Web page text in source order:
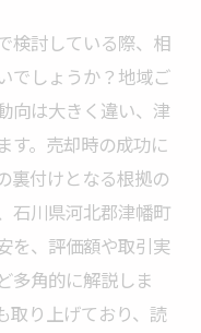
検討している際、相
でしょうか？地域ご
向は大きく違い、津
す。売却時の成功に
裏付けとなる根拠の
石川県河北郡津幡町
を、評価額や取引実
多角的に解説しま
取り上げており、読